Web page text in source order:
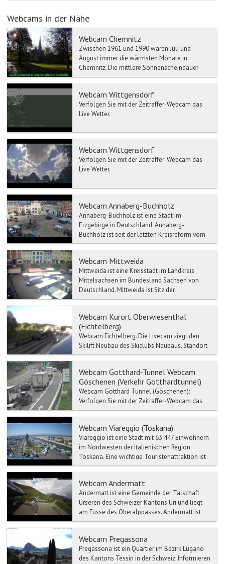
Webcams in der Nähe
Webcam Chemnitz
Zwischen 1961 und 1990 waren Juli und
August immer die wärmsten Monate in
Chemnitz. Die mittlere Sonnenscheindauer
liegt bei rund 1530 Stunden im J...
Webcam Wittgensdorf
Verfolgen Sie mit der Zeitraffer-Webcam das
Live Wetter.
Webcam Wittgensdorf
Verfolgen Sie mit der Zeitraffer-Webcam das
Live Wetter.
Webcam Annaberg-Buchholz
Annaberg-Buchholz ist eine Stadt im
Erzgebirge in Deutschland. Annaberg-
Buchholz ist seit der letzten Kreisreform vom
1. August 2008 Verwaltungssit...
Webcam Mittweida
Mittweida ist eine Kreisstadt im Landkreis
Mittelsachsen im Bundesland Sachsen von
Deutschland. Mittweida ist Sitz der
Verwaltungsgemeinschaft Mitt...
Webcam Kurort Oberwiesenthal
(Fichtelberg)
Webcam Fichtelberg. Die Livecam ziegt den
Skilift Neubau des Skiclubs Neubaus. Standort
Webcam: Bleaml-Alm Neubau in Fichtelberg in
Webcam Gotthard-Tunnel Webcam
Göschenen (Verkehr Gotthardtunnel)
Webcam Gotthard Tunnel (Göschenen):
Verfolgen Sie mit der Zeitraffer-Webcam das
Live Wetter-Gotthard Tunnel. Verkehr- und
Webcam Viareggio (Toskana)
Viareggio ist eine Stadt mit 63.447 Einwohnern
im Nordwesten der italienischen Region
Toskana. Eine wichtige Touristenattraktion ist
der Karneval, ...
Webcam Andermatt
Andermatt ist eine Gemeinde der Talschaft
Urseren des Schweizer Kantons Uri und liegt
am Fusse des Oberalppasses. Andermatt ist
Hauptort des Ursere...
Webcam Pregassona
Pregassona ist ein Quartier im Bezirk Lugano
des Kantons Tessin in der Schweiz. Informieren